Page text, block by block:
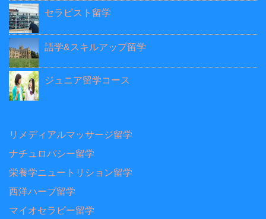
セラピスト留学
語学&スキルアップ留学
ジュニア留学コース
リメディアルマッサージ留学
ナチュロパシー留学
栄養学ニュートリション留学
西洋ハーブ留学
マイオセラピー留学